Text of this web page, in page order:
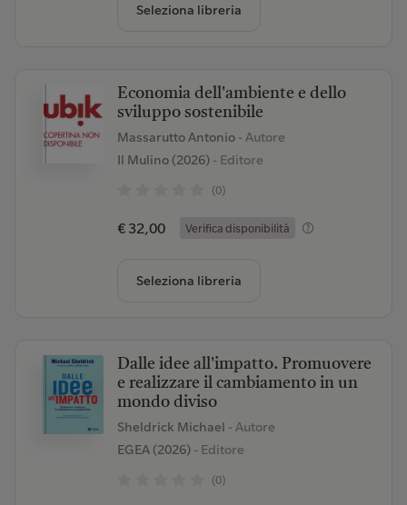
Seleziona libreria
Economia dell'ambiente e dello
sviluppo sostenibile
Massarutto Antonio - Autore
Il Mulino (2026)- Editore
(0)
€ 32,00 Verifica disponibilità
Seleziona libreria
Dalle idee all'impatto. Promuovere
e realizzare il cambiamento in un
mondo diviso
Sheldrick Michael - Autore
EGEA (2026)- Editore
(0)